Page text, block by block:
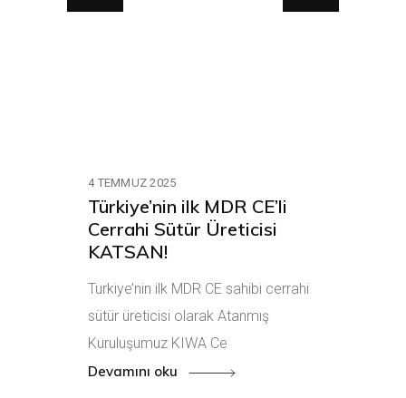
4 TEMMUZ 2025
Türkiye’nin ilk MDR CE’li
Cerrahi Sütür Üreticisi
KATSAN!
Turkiye’nin ilk MDR CE sahibi cerrahi
sütür üreticisi olarak Atanmış
Kuruluşumuz KIWA Ce
Devamını oku